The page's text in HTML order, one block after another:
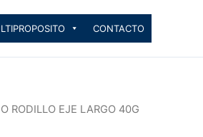
CONTACTO
RODILLO EJE LARGO 40G